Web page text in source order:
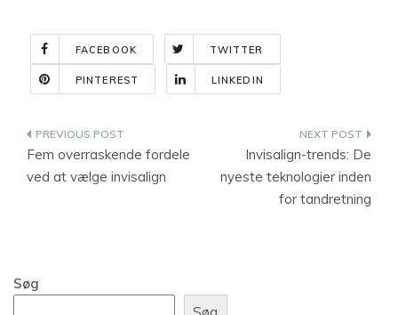
FACEBOOK TWITTER
PINTEREST LINKEDIN
Indlægsnavigation
Fem overraskende fordele
ved at vælge invisalign
Invisalign-trends: De
nyeste teknologier inden
for tandretning
Søg
Søg